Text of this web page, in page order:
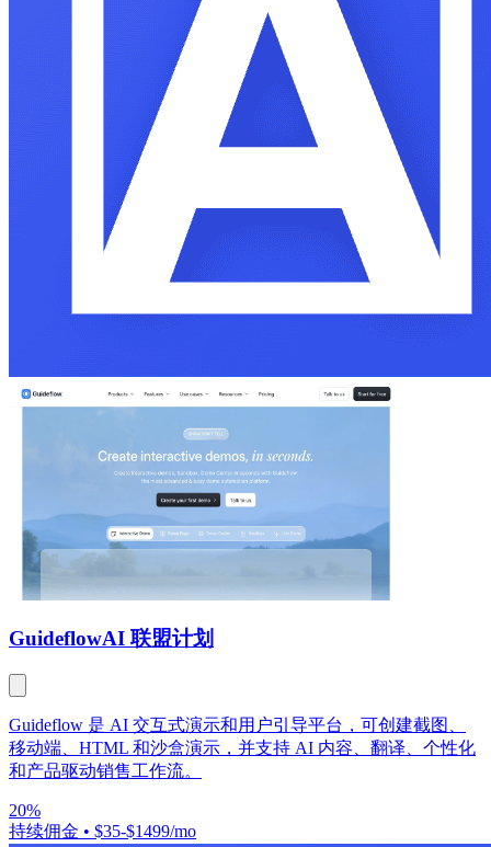
GuideflowAI 联盟计划
Guideflow 是 AI 交互式演示和用户引导平台，可创建截图、
移动端、HTML 和沙盒演示，并支持 AI 内容、翻译、个性化
和产品驱动销售工作流。
20%
持续佣金 • $35-$1499/mo